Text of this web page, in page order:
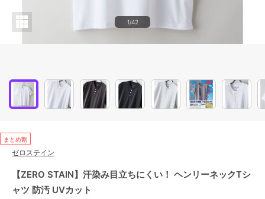
1/42
まとめ割
ゼロステイン
【ZERO STAIN】汗染み目立ちにくい！ ヘンリーネックTシ
ャツ 防汚 UVカット